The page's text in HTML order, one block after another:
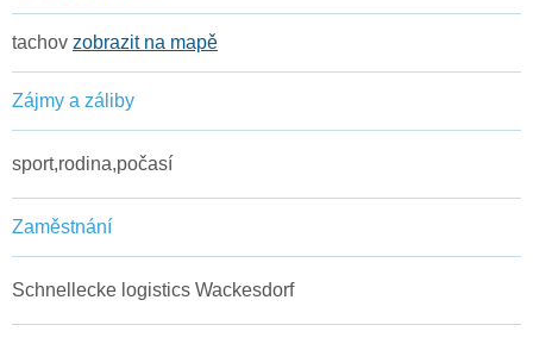
tachov zobrazit na mapě
Zájmy a záliby
sport,rodina,počasí
Zaměstnání
Schnellecke logistics Wackesdorf